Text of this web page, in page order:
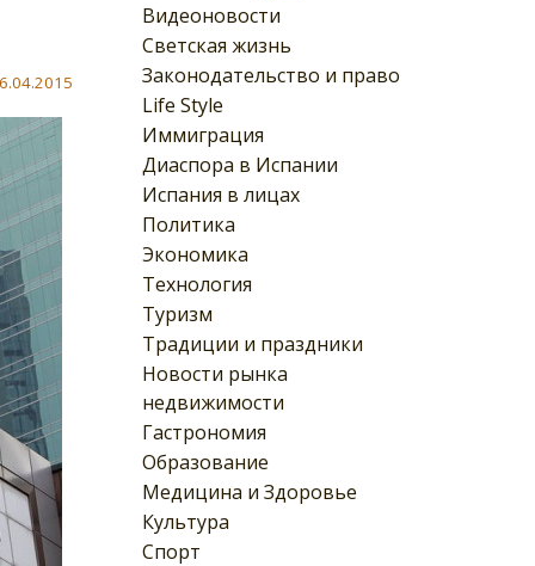
Видеоновости
Светская жизнь
Законодательство и право
Life Style
Иммиграция
Диаспора в Испании
Испания в лицах
Политика
Экономика
Технология
Туризм
Традиции и праздники
Новости рынка
недвижимости
Гастрономия
Образование
Медицина и Здоровье
Культура
Спорт